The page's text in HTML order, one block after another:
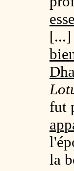
[...]
fut
la